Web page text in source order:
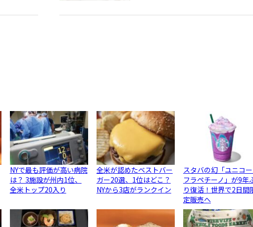
NYで最も評価が高い病院
は？ 3施設が州内1位、
全米トップ20入り
全米が認めたベストバー
ガー20選、1位はどこ？
NYから3店がランクイン
スタバの幻「ユニコ
フラペチーノ」が9年
り復活！世界で2日間
定販売へ